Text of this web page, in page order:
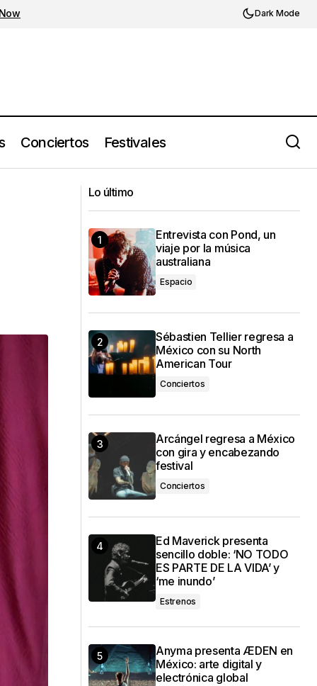
Dark Mode
Conciertos Festivales
México
Lo último
Entrevista con Pond, un
viaje por la música
australiana
Espacio
Sébastien Tellier regresa a
México con su North
American Tour
Conciertos
Arcángel regresa a México
con gira y encabezando
festival
Conciertos
Ed Maverick presenta
sencillo doble: ‘NO TODO
ES PARTE DE LA VIDA’ y
‘me inundo’
Estrenos
Anyma presenta ÆDEN en
México: arte digital y
electrónica global